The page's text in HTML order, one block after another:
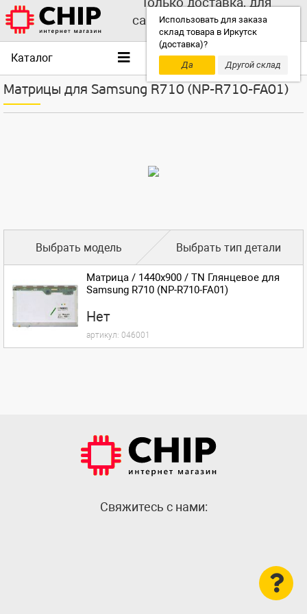
Использовать для заказа
склад товара в Иркутск
(доставка)?
Да
Другой склад
самовывоза выбирайте
другой склад!
Каталог
Матрицы для Samsung R710 (NP-R710-FA01)
Выбрать модель Выбрать тип детали
Матрица / 1440x900 / TN Глянцевое для
Samsung R710 (NP-R710-FA01)
Нет
артикул: 046001
Cвяжитесь с нами: